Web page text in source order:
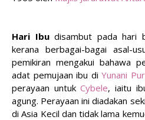
Hari Ibu disambut pada hari
kerana berbagai-bagai asal-
pemikiran mengakui bahawa
adat pemujaan ibu di Yunani
perayaan untukCybele, iaitu
agung. Perayaan ini diadakan
di Asia Kecil dan tidak lama